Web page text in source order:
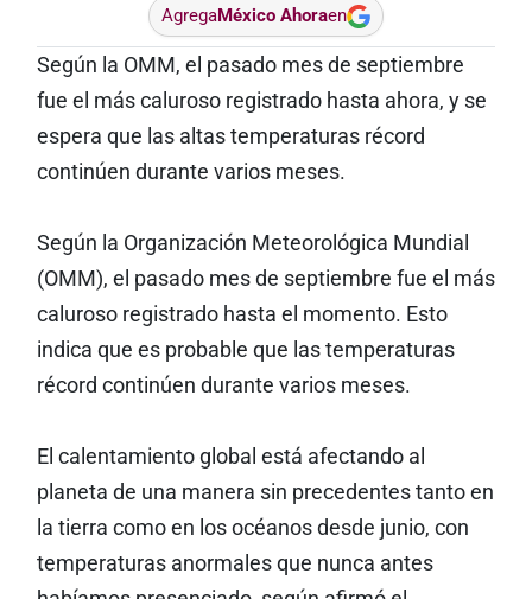
AgregaMéxico Ahoraen
Según la OMM, el pasado mes de septiembre
fue el más caluroso registrado hasta ahora, y se
espera que las altas temperaturas récord
continúen durante varios meses.
Según la Organización Meteorológica Mundial
(OMM), el pasado mes de septiembre fue el más
caluroso registrado hasta el momento. Esto
indica que es probable que las temperaturas
récord continúen durante varios meses.
El calentamiento global está afectando al
planeta de una manera sin precedentes tanto en
la tierra como en los océanos desde junio, con
temperaturas anormales que nunca antes